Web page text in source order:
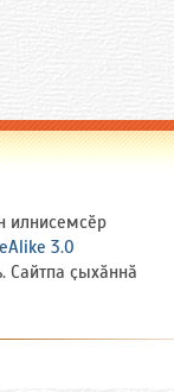
илнисемсӗр
3.0
Сайтпа ҫыхӑннӑ